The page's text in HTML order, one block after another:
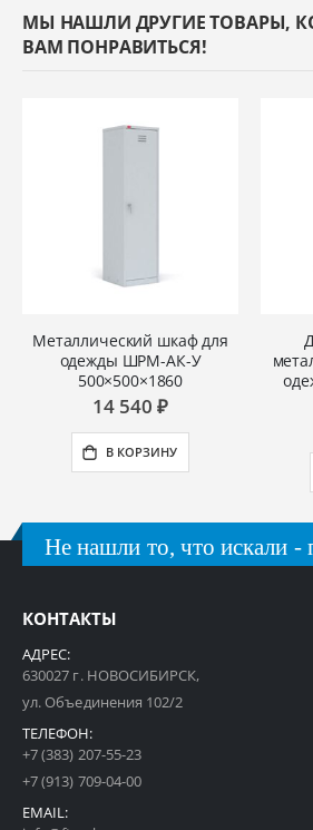
МЫ НАШЛИ ДРУГИЕ ТОВАРЫ,
ВАМ ПОНРАВИТЬСЯ!
Металлический шкаф для
одежды ШРМ-АК-У
500×500×1860
14 540 ₽
В КОРЗИНУ
Не нашли то, что искали -
КОНТАКТЫ
АДРЕС:
630027 г. НОВОСИБИРСК,
ул. Объединения 102/2
ТЕЛЕФОН:
+7 (383) 207-55-23
+7 (913) 709-04-00
EMAIL: